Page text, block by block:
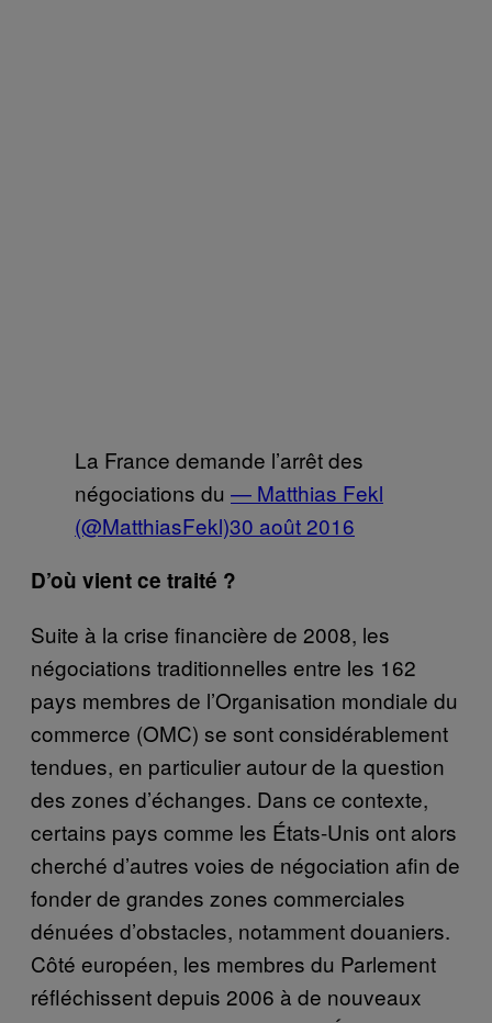
La France demande l’arrêt des
négociations du — Matthias Fekl
(@MatthiasFekl)30 août 2016
D’où vient ce traité ?
Suite à la crise financière de 2008, les
négociations traditionnelles entre les 162
pays membres de l’Organisation mondiale du
commerce (OMC) se sont considérablement
tendues, en particulier autour de la question
des zones d’échanges. Dans ce contexte,
certains pays comme les États-Unis ont alors
cherché d’autres voies de négociation afin de
fonder de grandes zones commerciales
dénuées d’obstacles, notamment douaniers.
Côté européen, les membres du Parlement
réfléchissent depuis 2006 à de nouveaux